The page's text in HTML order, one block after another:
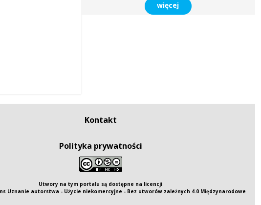
więcej
Kontakt
Polityka prywatności
Utwory na tym portalu są dostępne na licencji
Uznanie autorstwa - Użycie niekomercyjne - Bez utworów zależnych 4.0 Międzynarodowe